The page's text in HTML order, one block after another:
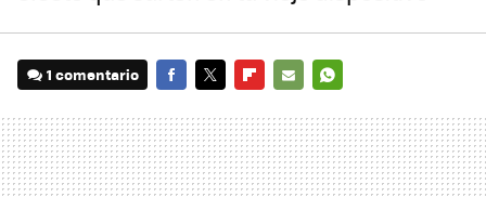
1 comentario
MAIL